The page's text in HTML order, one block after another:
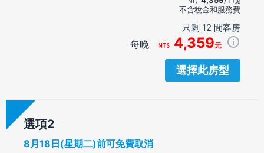
不含稅金和服務費
只剩 12 間客房
每晚 4,359元
選擇此房型
選項
8月18日(星期二)前可免費取消